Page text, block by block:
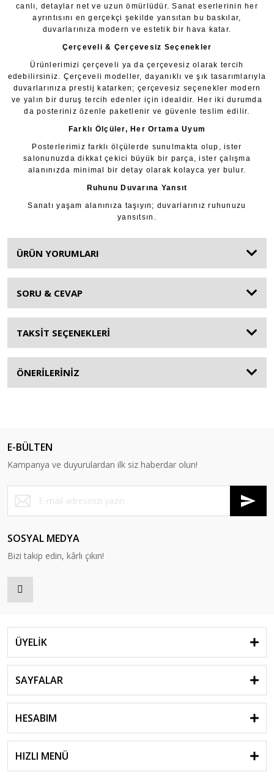
canlı, detaylar net ve uzun ömürlüdür. Sanat eserlerinin her
ayrıntısını en gerçekçi şekilde yansıtan bu baskılar,
duvarlarınıza modern ve estetik bir hava katar.
Çerçeveli & Çerçevesiz Seçenekler
Ürünlerimizi çerçeveli ya da çerçevesiz olarak tercih
edebilirsiniz. Çerçeveli modeller, dayanıklı ve şık tasarımlarıyla
duvarlarınıza prestij katarken; çerçevesiz seçenekler modern
ve yalın bir duruş tercih edenler için idealdir. Her iki durumda
da posteriniz özenle paketlenir ve güvenle teslim edilir.
Farklı Ölçüler, Her Ortama Uyum
Posterlerimiz farklı ölçülerde sunulmakta olup, ister
salonunuzda dikkat çekici büyük bir parça, ister çalışma
alanınızda minimal bir detay olarak kolayca yer bulur.
Ruhunu Duvarına Yansıt
Sanatı yaşam alanınıza taşıyın; duvarlarınız ruhunuzu
yansıtsın.
ÜRÜN YORUMLARI
SORU & CEVAP
TAKSİT SEÇENEKLERİ
ÖNERİLERİNİZ
E-BÜLTEN
Kampanya ve duyurulardan ilk siz haberdar olun!
SOSYAL MEDYA
Bizi takip edin, kârlı çıkın!
ÜYELİK
SAYFALAR
HESABIM
HIZLI MENÜ